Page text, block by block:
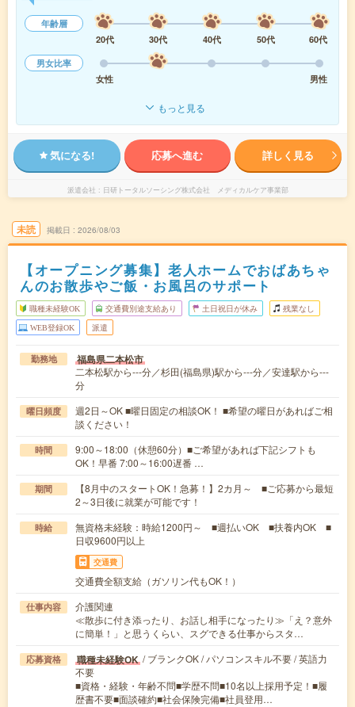
年齢層
20代
30代 40代 50代
60代
男女比率
女性
男性
もっと見る
気になる! 応募へ進む 詳しく見る
派遣会社 日研トータルソーシング株式会社 メディカルケア事業部
未読 掲載日 2026/08/03
【オープニング募集】老人ホームでおばあちゃ
んのお散歩やご飯・お風呂のサポート
職種未経験OK 交通費別途支給あり 土日祝日が休み 残業なし
WEB登録OK 派遣
勤務地 福島県二本松市
二本松駅から---分／杉田(福島県)駅から---分／安達駅から---
分
曜日頻度
週2日～OK ■曜日固定の相談OK！ ■希望の曜日があればご相
談ください！
時間
9:00～18:00（休憩60分）■ご希望があれば下記シフトも
OK！早番 7:00～16:00遅番 …
期間
【8月中のスタートOK！急募！】2カ月～ ■ご応募から最短
2～3日後に就業が可能です！
時給
無資格未経験：時給1200円～ ■週払いOK ■扶養内OK ■
日収9600円以上
交通費
交通費全額支給（ガソリン代もOK！）
仕事内容
介護関連
≪散歩に付き添ったり、お話し相手になったり≫「え？意外
に簡単！」と思うくらい、スグできる仕事からスタ…
応募資格 職種未経験OK / ブランクOK / パソコンスキル不要 / 英語力
不要
■資格・経験・年齢不問■学歴不問■10名以上採用予定！■履
歴書不要■面談確約■社会保険完備■社員登用…